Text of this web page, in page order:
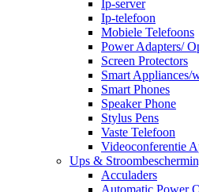
Ip-server
Ip-telefoon
Mobiele Telefoons
Power Adapters/
Screen Protectors
Smart Appliances/
Smart Phones
Speaker Phone
Stylus Pens
Vaste Telefoon
Videoconferentie
Ups &
Acculaders
Automatic Power